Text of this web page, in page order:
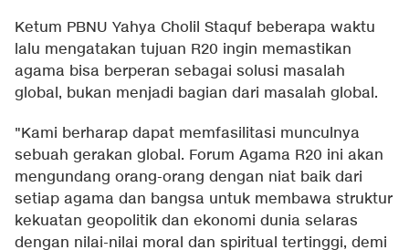
Ketum PBNU Yahya Cholil Staquf beberapa waktu
lalu mengatakan tujuan R20 ingin memastikan
agama bisa berperan sebagai solusi masalah
global, bukan menjadi bagian dari masalah global.
"Kami berharap dapat memfasilitasi munculnya
sebuah gerakan global. Forum Agama R20 ini akan
mengundang orang-orang dengan niat baik dari
setiap agama dan bangsa untuk membawa struktur
kekuatan geopolitik dan ekonomi dunia selaras
dengan nilai-nilai moral dan spiritual tertinggi, demi